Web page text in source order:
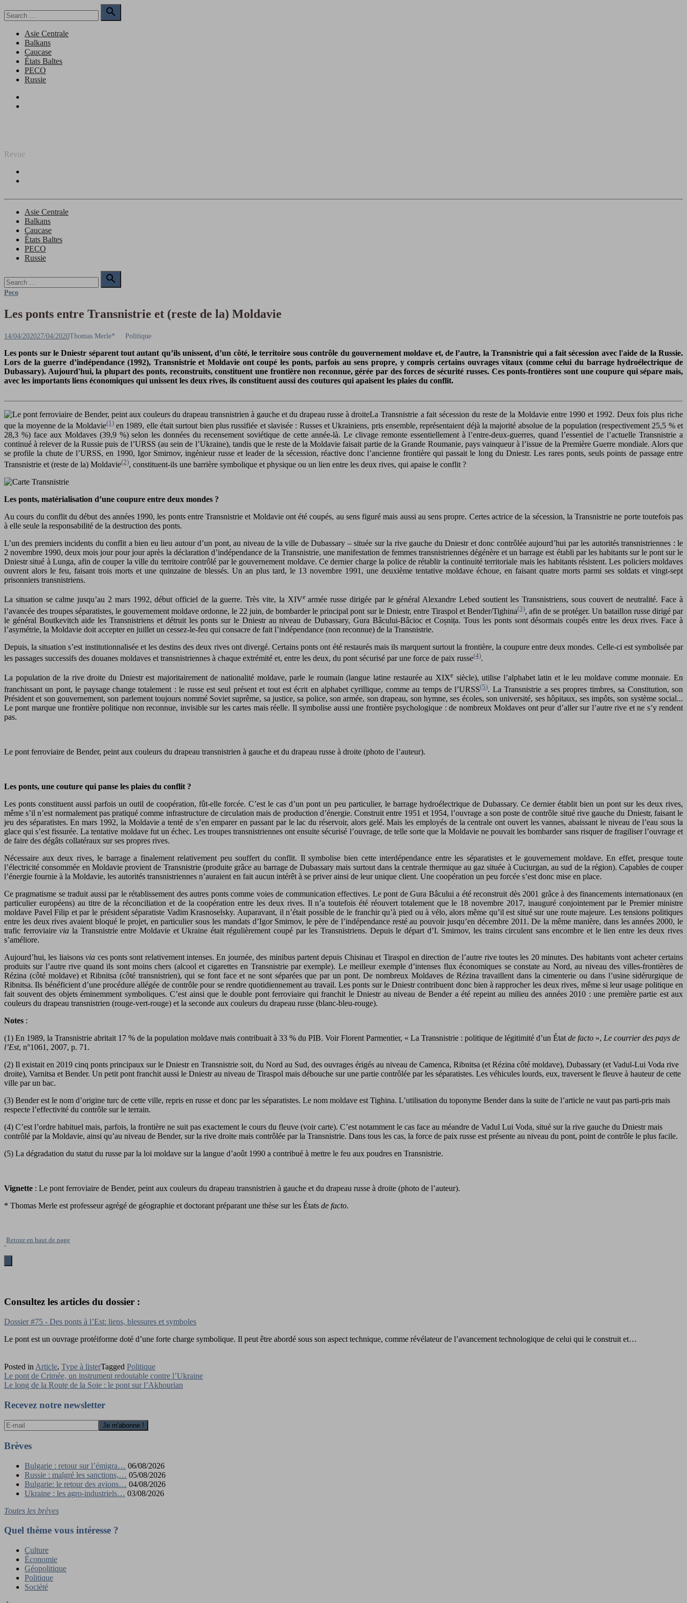
to
for:

Search
Asie Centrale
Balkans
Caucase
États Baltes
PECO
Russie
Revue
Asie Centrale
Balkans
Caucase
États Baltes
PECO
Russie
for:

Search
Peco
Les ponts entre Transnistrie et (reste de la) Moldavie
Posted
14/04/202027/04/2020Author
Thomas Merle* Politique
Les ponts sur le Dniestr séparent tout autant qu’ils unissent, d’un côté, le territoire sous contrôle du gouvernement moldave et, de l’autre, la Transnistrie qui a fait sécession avec l'aide de la Russie.
Lors de la guerre d’indépendance (1992), Transnistrie et Moldavie ont coupé les ponts, parfois au sens propre, y compris certains ouvrages vitaux (comme celui du barrage hydroélectrique de
Dubassary). Aujourd'hui, la plupart des ponts, reconstruits, constituent une frontière non reconnue, gérée par des forces de sécurité russes. Ces ponts-frontières sont une coupure qui sépare mais,
avec les importants liens économiques qui unissent les deux rives, ils constituent aussi des coutures qui apaisent les plaies du conflit.
La Transnistrie a fait sécession du reste de la Moldavie entre 1990 et 1992. Deux fois plus riche
que la moyenne de la Moldavie(1)en 1989, elle était surtout bien plus russifiée et slavisée : Russes et Ukrainiens, pris ensemble, représentaient déjà la majorité absolue de la population (respectivement 25,5 % et
28,3 %) face aux Moldaves (39,9 %) selon les données du recensement soviétique de cette année-là. Le clivage remonte essentiellement à l’entre-deux-guerres, quand l’essentiel de l’actuelle Transnistrie a
continué à relever de la Russie puis de l’URSS (au sein de l’Ukraine), tandis que le reste de la Moldavie faisait partie de la Grande Roumanie, pays vainqueur à l’issue de la Première Guerre mondiale. Alors que
se profile la chute de l’URSS, en 1990, Igor Smirnov, ingénieur russe et leader de la sécession, réactive donc l’ancienne frontière qui passait le long du Dniestr. Les rares ponts, seuls points de passage entre
Transnistrie et (reste de la) Moldavie(2), constituent-ils une barrière symbolique et physique ou un lien entre les deux rives, qui apaise le conflit ?
Les ponts, matérialisation d’une coupure entre deux mondes ?
Au cours du conflit du début des années 1990, les ponts entre Transnistrie et Moldavie ont été coupés, au sens figuré mais aussi au sens propre. Certes actrice de la sécession, la Transnistrie ne porte toutefois pas
à elle seule la responsabilité de la destruction des ponts.
L’un des premiers incidents du conflit a bien eu lieu autour d’un pont, au niveau de la ville de Dubassary – située sur la rive gauche du Dniestr et donc contrôlée aujourd’hui par les autorités transnistriennes : le
2 novembre 1990, deux mois jour pour jour après la déclaration d’indépendance de la Transnistrie, une manifestation de femmes transnistriennes dégénère et un barrage est établi par les habitants sur le pont sur le
Dniestr situé à Lunga, afin de couper la ville du territoire contrôlé par le gouvernement moldave. Ce dernier charge la police de rétablir la continuité territoriale mais les habitants résistent. Les policiers moldaves
ouvrent alors le feu, faisant trois morts et une quinzaine de blessés. Un an plus tard, le 13 novembre 1991, une deuxième tentative moldave échoue, en faisant quatre morts parmi ses soldats et vingt-sept
prisonniers transnistriens.
La situation se calme jusqu’au 2 mars 1992, début officiel de la guerre. Très vite, la XIVe armée russe dirigée par le général Alexandre Lebed soutient les Transnistriens, sous couvert de neutralité. Face à
l’avancée des troupes séparatistes, le gouvernement moldave ordonne, le 22 juin, de bombarder le principal pont sur le Dniestr, entre Tiraspol et Bender/Tighina(3), afin de se protéger. Un bataillon russe dirigé par
le général Boutkevitch aide les Transnistriens et détruit les ponts sur le Dniestr au niveau de Dubassary, Gura Bâcului-Bâcioc et Coșnița. Tous les ponts sont désormais coupés entre les deux rives. Face à
l’asymétrie, la Moldavie doit accepter en juillet un cessez-le-feu qui consacre de fait l’indépendance (non reconnue) de la Transnistrie.
Depuis, la situation s’est institutionnalisée et les destins des deux rives ont divergé. Certains ponts ont été restaurés mais ils marquent surtout la frontière, la coupure entre deux mondes. Celle-ci est symbolisée par
les passages successifs des douanes moldaves et transnistriennes à chaque extrémité et, entre les deux, du pont sécurisé par une force de paix russe(4).
La population de la rive droite du Dniestr est majoritairement de nationalité moldave, parle le roumain (langue latine restaurée au XIXesiècle), utilise l’alphabet latin et le leu moldave comme monnaie. En
franchissant un pont, le paysage change totalement : le russe est seul présent et tout est écrit en alphabet cyrillique, comme au temps de l’URSS(5). La Transnistrie a ses propres timbres, sa Constitution, son
Président et son gouvernement, son parlement toujours nommé Soviet suprême, sa justice, sa police, son armée, son drapeau, son hymne, ses écoles, son université, ses hôpitaux, ses impôts, son système social...
Le pont marque une frontière politique non reconnue, invisible sur les cartes mais réelle. Il symbolise aussi une frontière psychologique : de nombreux Moldaves ont peur d’aller sur l’autre rive et ne s’y rendent
pas.
Le pont ferroviaire de Bender, peint aux couleurs du drapeau transnistrien à gauche et du drapeau russe à droite (photo de l’auteur).
Les ponts, une couture qui panse les plaies du conflit ?
Les ponts constituent aussi parfois un outil de coopération, fût-elle forcée. C’est le cas d’un pont un peu particulier, le barrage hydroélectrique de Dubassary. Ce dernier établit bien un pont sur les deux rives,
même s’il n’est normalement pas pratiqué comme infrastructure de circulation mais de production d’énergie. Construit entre 1951 et 1954, l’ouvrage a son poste de contrôle situé rive gauche du Dniestr, faisant le
jeu des séparatistes. En mars 1992, la Moldavie a tenté de s’en emparer en passant par le lac du réservoir, alors gelé. Mais les employés de la centrale ont ouvert les vannes, abaissant le niveau de l’eau sous la
glace qui s’est fissurée. La tentative moldave fut un échec. Les troupes transnistriennes ont ensuite sécurisé l’ouvrage, de telle sorte que la Moldavie ne pouvait les bombarder sans risquer de fragiliser l’ouvrage et
de faire des dégâts collatéraux sur ses propres rives.
Nécessaire aux deux rives, le barrage a finalement relativement peu souffert du conflit. Il symbolise bien cette interdépendance entre les séparatistes et le gouvernement moldave. En effet, presque toute
l’électricité consommée en Moldavie provient de Transnistrie (produite grâce au barrage de Dubassary mais surtout dans la centrale thermique au gaz située à Cuciurgan, au sud de la région). Capables de couper
l’énergie fournie à la Moldavie, les autorités transnistriennes n’auraient en fait aucun intérêt à se priver ainsi de leur unique client. Une coopération un peu forcée s’est donc mise en place.
Ce pragmatisme se traduit aussi par le rétablissement des autres ponts comme voies de communication effectives. Le pont de Gura Bâcului a été reconstruit dès 2001 grâce à des financements internationaux (en
particulier européens) au titre de la réconciliation et de la coopération entre les deux rives. Il n’a toutefois été réouvert totalement que le 18 novembre 2017, inauguré conjointement par le Premier ministre
moldave Pavel Filip et par le président séparatiste Vadim Krasnoselsky. Auparavant, il n’était possible de le franchir qu’à pied ou à vélo, alors même qu’il est situé sur une route majeure. Les tensions politiques
entre les deux rives avaient bloqué le projet, en particulier sous les mandats d’Igor Smirnov, le père de l’indépendance resté au pouvoir jusqu’en décembre 2011. De la même manière, dans les années 2000, le
trafic ferroviairevia la Transnistrie entre Moldavie et Ukraine était régulièrement coupé par les Transnistriens. Depuis le départ d’I. Smirnov, les trains circulent sans encombre et le lien entre les deux rives
s’améliore.
Aujourd’hui, les liaisonsvia ces ponts sont relativement intenses. En journée, des minibus partent depuis Chisinau et Tiraspol en direction de l’autre rive toutes les 20 minutes. Des habitants vont acheter certains
produits sur l’autre rive quand ils sont moins chers (alcool et cigarettes en Transnistrie par exemple). Le meilleur exemple d’intenses flux économiques se constate au Nord, au niveau des villes-frontières de
Rézina (côté moldave) et Ribnitsa (côté transnistrien), qui se font face et ne sont séparées que par un pont. De nombreux Moldaves de Rézina travaillent dans la cimenterie ou dans l’usine sidérurgique de
Ribnitsa. Ils bénéficient d’une procédure allégée de contrôle pour se rendre quotidiennement au travail. Les ponts sur le Dniestr contribuent donc bien à rapprocher les deux rives, même si leur usage politique en
fait souvent des objets éminemment symboliques. C’est ainsi que le double pont ferroviaire qui franchit le Dniestr au niveau de Bender a été repeint au milieu des années 2010 : une première partie est aux
couleurs du drapeau transnistrien (rouge-vert-rouge) et la seconde aux couleurs du drapeau russe (blanc-bleu-rouge).
Notes :
(1) En 1989, la Transnistrie abritait 17 % de la population moldave mais contribuait à 33 % du PIB. Voir Florent Parmentier, « La Transnistrie : politique de légitimité d’un État de facto », Le courrier des pays de
l’Est, n°1061, 2007, p. 71.
(2) Il existait en 2019 cinq ponts principaux sur le Dniestr en Transnistrie soit, du Nord au Sud, des ouvrages érigés au niveau de Camenca, Ribnitsa (et Rézina côté moldave), Dubassary (et Vadul-Lui Voda rive
droite), Varnitsa et Bender. Un petit pont franchit aussi le Dniestr au niveau de Tiraspol mais débouche sur une partie contrôlée par les séparatistes. Les véhicules lourds, eux, traversent le fleuve à hauteur de cette
ville par un bac.
(3) Bender est le nom d’origine turc de cette ville, repris en russe et donc par les séparatistes. Le nom moldave est Tighina. L’utilisation du toponyme Bender dans la suite de l’article ne vaut pas parti-pris mais
respecte l’effectivité du contrôle sur le terrain.
(4) C’est l’ordre habituel mais, parfois, la frontière ne suit pas exactement le cours du fleuve (voir carte). C’est notamment le cas face au méandre de Vadul Lui Voda, situé sur la rive gauche du Dniestr mais
contrôlé par la Moldavie, ainsi qu’au niveau de Bender, sur la rive droite mais contrôlée par la Transnistrie. Dans tous les cas, la force de paix russe est présente au niveau du pont, point de contrôle le plus facile.
(5) La dégradation du statut du russe par la loi moldave sur la langue d’août 1990 a contribué à mettre le feu aux poudres en Transnistrie.
Vignette : Le pont ferroviaire de Bender, peint aux couleurs du drapeau transnistrien à gauche et du drapeau russe à droite (photo de l’auteur).
* Thomas Merle est professeur agrégé de géographie et doctorant préparant une thèse sur les États de facto.
Retour en haut de page
Consultez les articles du dossier :
Dossier #75 - Des ponts à l’Est: liens, blessures et symboles
Le pont est un ouvrage protéiforme doté d’une forte charge symbolique. Il peut être abordé sous son aspect technique, comme révélateur de l’avancement technologique de celui qui le construit et…
Posted in Article, Type à listerTagged Politique
Navigation
de
l’article
Le pont de Crimée, un instrument redoutable contre l’Ukraine
Le long de la Route de la Soie : le pont sur l’Akhourian
Recevez notre newsletter
Brèves
Bulgarie : retour sur l’émigra… 06/08/2026
Russie : malgré les sanctions,… 05/08/2026
Bulgarie: le retour des avions… 04/08/2026
Ukraine : les agro-industriels… 03/08/2026
Toutes les brèves
Quel thème vous intéresse ?
Culture
Économie
Géopolitique
Politique
Société